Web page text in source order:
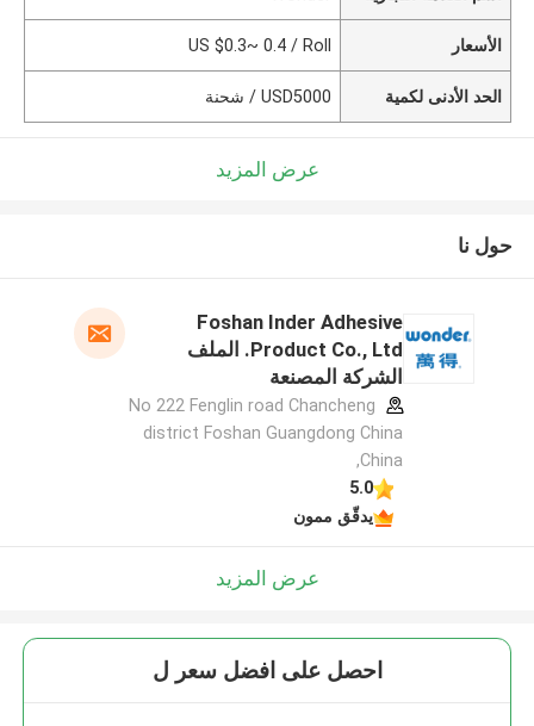
الأسعار US $0.3~ 0.4 / Roll
الحد الأدنى لكمية USD5000 / شحنة
عرض المزيد
حول نا
Foshan Inder Adhesive
Product Co., Ltd. الملف
الشركة المصنعة
No 222 Fenglin road Chancheng
district Foshan Guangdong China
,China
5.0
يدقّق ممون
عرض المزيد
احصل على افضل سعر ل